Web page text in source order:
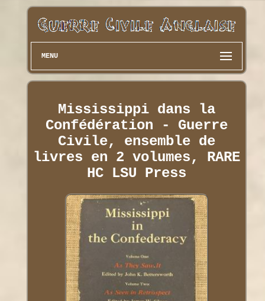
MENU
Mississippi dans la
Confédération - Guerre
Civile, ensemble de
livres en 2 volumes, RARE
HC LSU Press